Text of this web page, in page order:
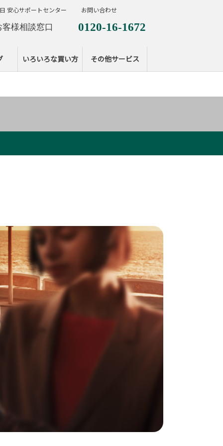
様相談窓口 0120-16-1672
いろいろな買い方 その他サービス
安心サポートセンター お問い合わせ